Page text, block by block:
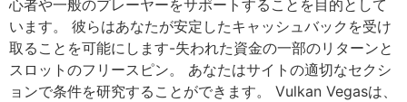
心者や一般のプレーヤーをサポートすることを目的として
います。 彼らはあなたが安定したキャッシュバックを受け
取ることを可能にします-失われた資金の一部のリターンと
スロットのフリースピン。 あなたはサイトの適切なセクシ
ョンで条件を研究することができます。 Vulkan Vegasは、